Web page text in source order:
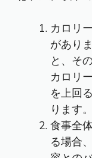
カロリ
があり
と、そ
カロリ
を上回
ります。
食事全
る場合